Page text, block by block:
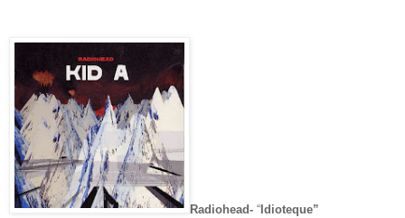
Radiohead- “Idioteque”